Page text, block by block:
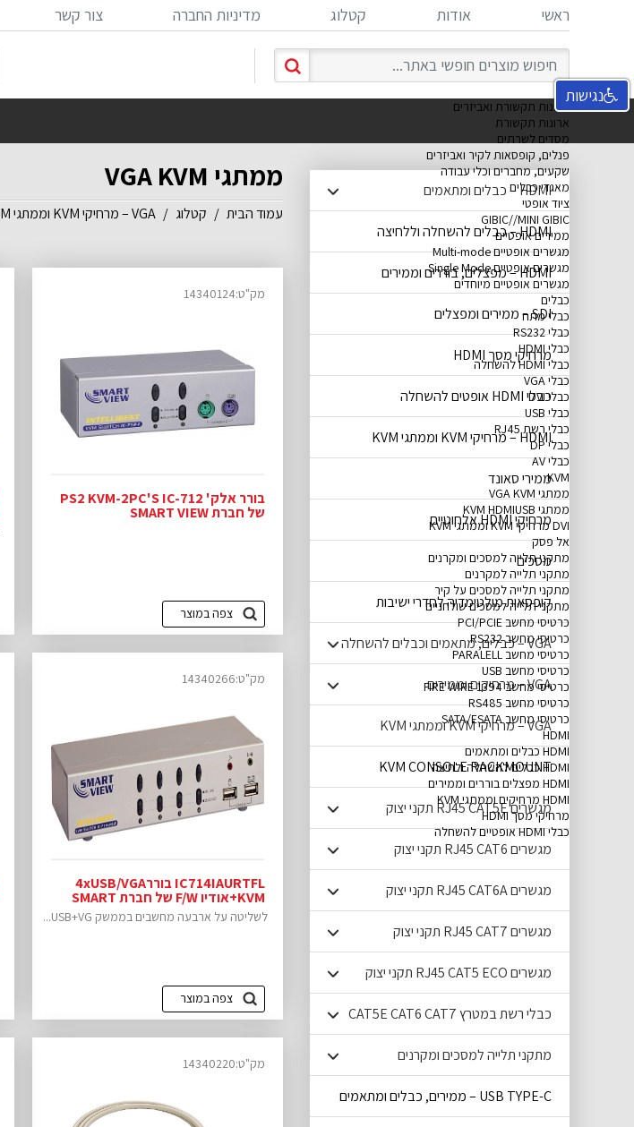
ראשי אודות קטלוג מדיניות החברה צור קשר
ארונות תקשורת ואביזרים
ארונות תקשורת
מסדים לשרתים
פנלים, קופסאות לקיר ואביזרים
שקעים, מחברים וכלי עבודה
מאגדי כבלים
ציוד אופטי
GIBIC//MINI GIBIC
ממירים אופטיים
מגשרים אופטיים Multi-mode
מגשרים אופטיים Single Mode
מגשרים אופטיים מיוחדים
כבלים
כבלי מתח
כבלי RS232
כבלי HDMI
כבלי HDMI להשחלה
כבלי VGA
כבלי DVI
כבלי USB
כבלי רשת RJ45
כבלי DP
כבלי AV
KVM
ממתגי VGA KVM
ממתגי KVM HDMIUSB
DVI מרחיקי KVM וממתגי KVM
אל פסק
מתקני תלייה למסכים ומקרנים
מתקני תלייה למקרנים
מתקני תלייה למסכים על קיר
מתקני תלייה למסכים שולחניים
כרטיסי מחשב PCI/PCIE
כרטיסי מחשב RS232
כרטיסי מחשב PARALELL
כרטיסי מחשב USB
כרטיסי מחשב FIRE WIRE 1394
כרטיסי מחשב RS485
כרטיסי מחשב SATA/ESATA
HDMI
HDMI כבלים ומתאמים
HDMI כבלים להשחלה ולחיצה
HDMI מפצלים בוררים וממירים
HDMI מרחיקים וממתגי KVM
מרחיקי מסך HDMI
כבלי HDMI אופטיים להשחלה
HDMI – כבלים ומתאמים
HDMI – כבלים להשחלה וללחיצה
HDMI – מפצלים, בוררים וממירים
SDI – ממירים ומפצלים
מרחיקי מסך HDMI
כבלי HDMI אופטים להשחלה
HDMI – מרחיקי KVM וממתגי KVM
ממירי סאונד
מרחיקי HDMI אלחוטיים
מסכים
קופסאות מולטימדיה לחדרי ישיבות
VGA – כבלים, מתאמים וכבלים להשחלה
VGA – מרחיקים וממירים
VGA – מרחיקי KVM וממתגי KVM
KVM CONSOLE RACKMOUNT
מגשרים RJ45 CAT5E תקני יצוק
מגשרים RJ45 CAT6 תקני יצוק
מגשרים RJ45 CAT6A תקני יצוק
מגשרים RJ45 CAT7 תקני יצוק
מגשרים RJ45 CAT5 ECO תקני יצוק
כבלי רשת במטרץ CAT5E CAT6 CAT7
מתקני תלייה למסכים ומקרנים
USB TYPE-C – ממירים, כבלים ומתאמים
ממתגי VGA KVM
עמוד הבית קטלוג VGA – מרחיקי KVM וממתגי KVM
בורר אלק' PS2 KVM-2PC'S IC-712
של חברת SMART VIEW
צפה במוצר
מק"ט:14340124
IC714IAURTFL בורר4xUSB/VGA
KVM+אודיו F/W של חברת SMART
VIEW
לשליטה על ארבעה מחשבים בממשק USB+VG...
צפה במוצר
מק"ט:14340266
מק"ט:14340220
נגישות